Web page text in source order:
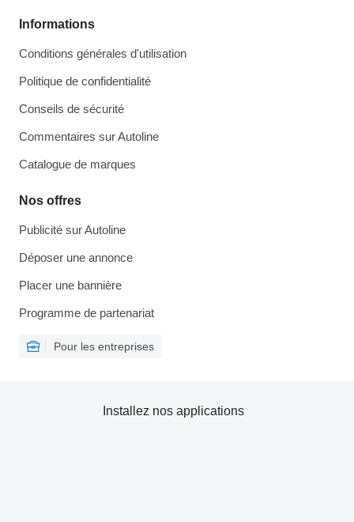
Informations
Conditions générales d'utilisation
Politique de confidentialité
Conseils de sécurité
Commentaires sur Autoline
Catalogue de marques
Nos offres
Publicité sur Autoline
Déposer une annonce
Placer une bannière
Programme de partenariat
Pour les entreprises
Installez nos applications